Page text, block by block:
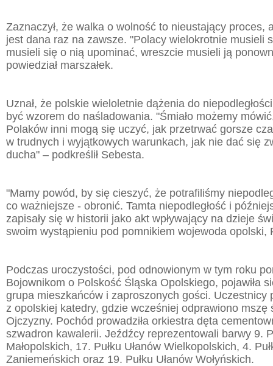
Zaznaczył, że walka o wolność to nieustający proces,
jest dana raz na zawsze. "Polacy wielokrotnie musieli
musieli się o nią upominać, wreszcie musieli ją
powiedział marszałek.
Uznał, że polskie wieloletnie dążenia do
być wzorem do naśladowania. "Śmiało możemy
Polaków inni mogą się uczyć, jak przetrwać gorsze
w trudnych i wyjątkowych warunkach, jak nie dać się
ducha" – podkreślił Sebesta.
"Mamy powód, by się cieszyć, że potrafiliśmy
co ważniejsze - obronić. Tamta niepodległość i
zapisały się w historii jako akt wpływający na dzieje
swoim wystąpieniu pod pomnikiem wojewoda opolski,
Podczas uroczystości, pod odnowionym w tym roku
Bojownikom o Polskość Śląska Opolskiego, pojawiła
grupa mieszkańców i zaproszonych gości. Uczestnicy
z opolskiej katedry, gdzie wcześniej odprawiono mszę
Ojczyzny. Pochód prowadziła orkiestra dęta
szwadron kawalerii. Jeźdźcy reprezentowali barwy 9.
Małopolskich, 17. Pułku Ułanów Wielkopolskich, 4.
Zaniemeńskich oraz 19. Pułku Ułanów Wołyńskich.